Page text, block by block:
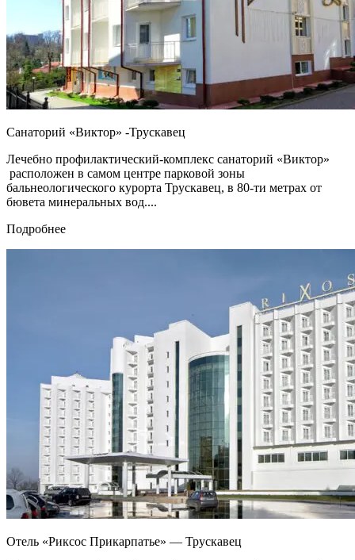
Санаторий «Виктор» -Трускавец
Лечебно профилактический-комплекс санаторий «Виктор»
расположен в самом центре парковой зоны
бальнеологического курорта Трускавец, в 80-ти метрах от
бювета минеральных вод....
Подробнее
Отель «Риксос Прикарпатье» — Трускавец